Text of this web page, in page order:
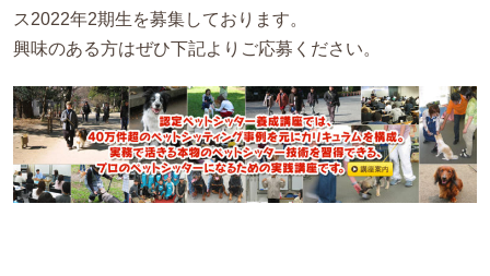
ス2022年2期生を募集しております。
興味のある方はぜひ下記よりご応募ください。